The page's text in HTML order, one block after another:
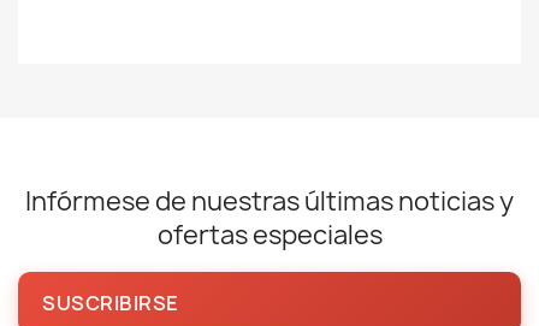
Infórmese de nuestras últimas noticias y
ofertas especiales